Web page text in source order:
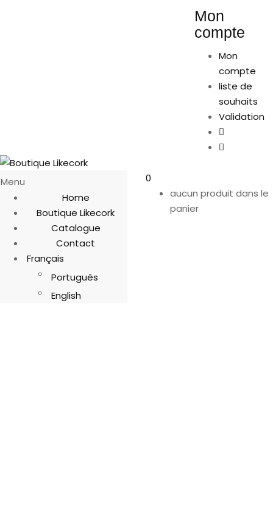
Mon
compte
Mon
compte
liste de
souhaits
Validation
Menu
Home
Boutique Likecork
Catalogue
Contact
Français
Português
English
0
aucun produit dans le
panier